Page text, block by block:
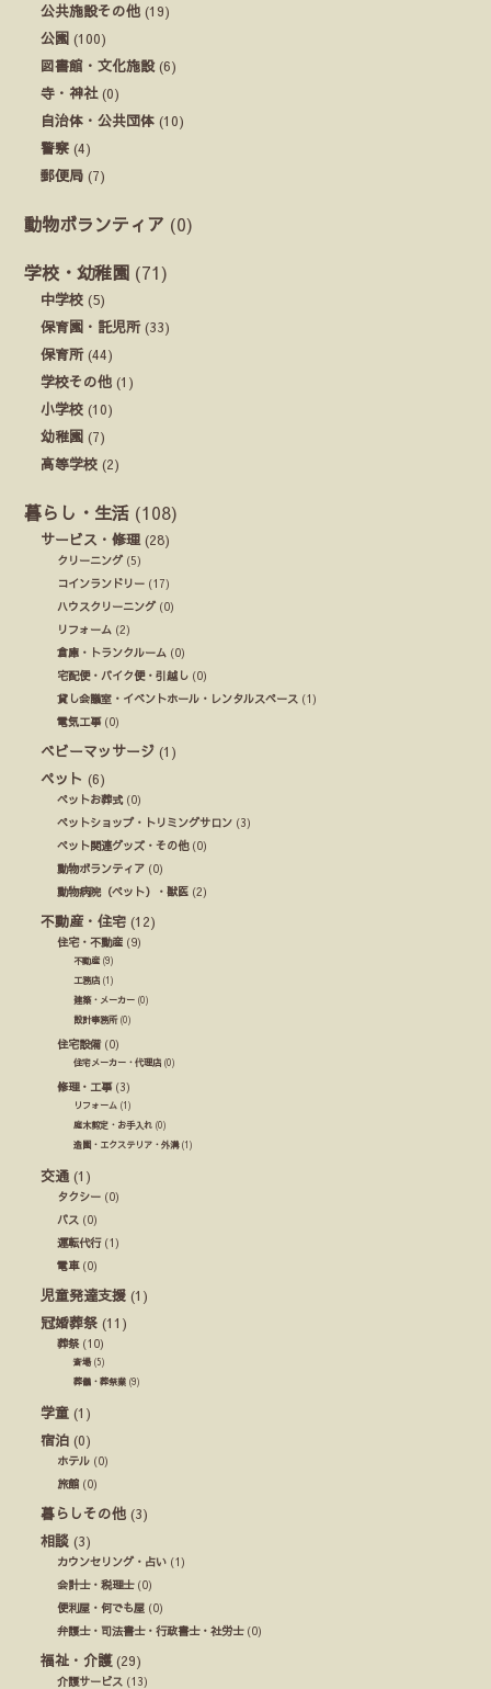
公共施設その他 (19)
公園 (100)
図書館・文化施設(6)
寺・神社(0)
自治体・公共団体 (10)
警察 (4)
郵便局 (7)
動物ボランティア (0)
学校・幼稚園 (71)
中学校 (5)
保育園・託児所(33)
保育所(44)
学校その他 (1)
小学校 (10)
幼稚園 (7)
高等学校 (2)
暮らし・生活 (108)
サービス・修理 (28)
クリーニング(5)
コインランドリー (17)
ハウスクリーニング(0)
リフォーム (2)
倉庫・トランクルーム (0)
宅配便・バイク便・引越し (0)
貸し会議室・イベントホール・レンタルスペース (1)
電気工事(0)
ベビーマッサージ (1)
ペット (6)
ペットお葬式(0)
ペットショップ・トリミングサロン (3)
ペット関連グッズ・その他(0)
動物ボランティア (0)
動物病院（ペット）・獣医 (2)
不動産・住宅 (12)
住宅・不動産 (9)
不動産 (9)
工務店 (1)
建築・メーカー (0)
設計事務所(0)
住宅設備(0)
住宅メーカー・代理店 (0)
修理・工事(3)
リフォーム (1)
庭木剪定・お手入れ (0)
造園・エクステリア・外溝(1)
交通 (1)
タクシー (0)
バス (0)
運転代行(1)
電車(0)
児童発達支援 (1)
冠婚葬祭 (11)
葬祭(10)
斎場(5)
葬儀・葬祭業 (9)
学童 (1)
宿泊 (0)
ホテル (0)
旅館 (0)
暮らしその他 (3)
相談 (3)
カウンセリング・占い (1)
会計士・税理士(0)
便利屋・何でも屋 (0)
弁護士・司法書士・行政書士・社労士(0)
福祉・介護(29)
介護サービス (13)